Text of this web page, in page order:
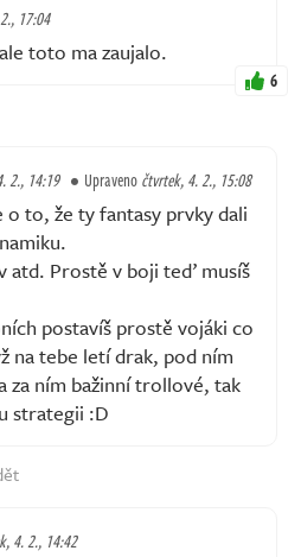
17:04
toto ma zaujalo.
6
2., 14:19 Upravenočtvrtek, 4. 2., 15:08
o to, že ty fantasy prvky dali
atd. Prostě v boji teď musíš
postavíš prostě vojáki co
na tebe letí drak, pod ním
za ním bažinní trollové, tak
strategii :D
4. 2., 14:42